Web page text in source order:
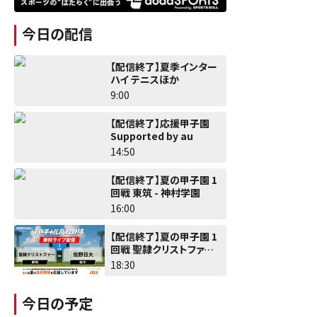
今日の配信
【配信終了】夏季インター
ハイ テニスほか
9:00
【配信終了】応援甲子園
Supported by au
14:50
【配信終了】夏の甲子園 1
回戦 東筑 - 神村学園
16:00
【配信終了】夏の甲子園 1
回戦 聖隷クリストファー -
佐野日大
18:30
今日の予定